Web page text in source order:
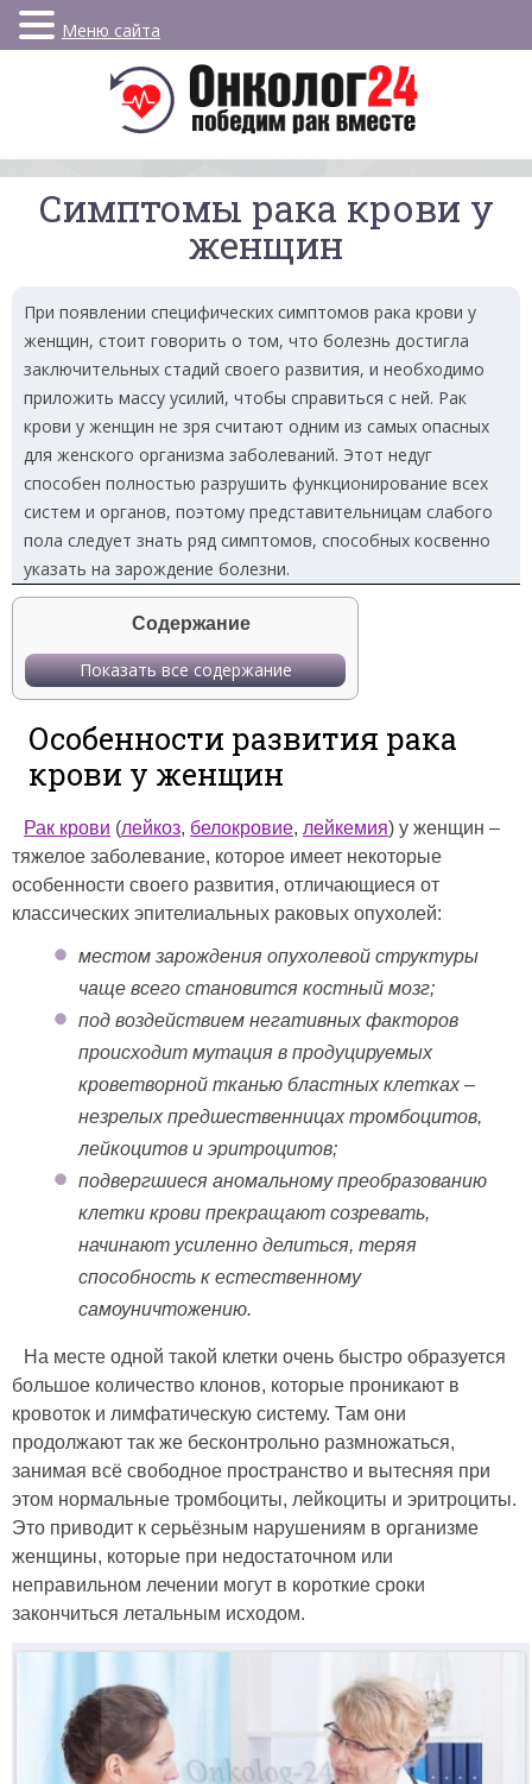
Симптомы рака крови у
женщин
При появлении специфических симптомов рака крови у
женщин, стоит говорить о том, что болезнь достигла
заключительных стадий своего развития, и необходимо
приложить массу усилий, чтобы справиться с ней. Рак
крови у женщин не зря считают одним из самых опасных
для женского организма заболеваний. Этот недуг
способен полностью разрушить функционирование всех
систем и органов, поэтому представительницам слабого
пола следует знать ряд симптомов, способных косвенно
указать на зарождение болезни.
Содержание
Показать все содержание
Особенности развития рака
крови у женщин
Рак крови (лейкоз, белокровие, лейкемия) у женщин –
тяжелое заболевание, которое имеет некоторые
особенности своего развития, отличающиеся от
классических эпителиальных раковых опухолей:
местом зарождения опухолевой структуры
чаще всего становится костный мозг;
под воздействием негативных факторов
происходит мутация в продуцируемых
кроветворной тканью бластных клетках –
незрелых предшественницах тромбоцитов,
лейкоцитов и эритроцитов;
подвергшиеся аномальному преобразованию
клетки крови прекращают созревать,
начинают усиленно делиться, теряя
способность к естественному
самоуничтожению.
На месте одной такой клетки очень быстро образуется
большое количество клонов, которые проникают в
кровоток и лимфатическую систему. Там они
продолжают так же бесконтрольно размножаться,
занимая всё свободное пространство и вытесняя при
этом нормальные тромбоциты, лейкоциты и эритроциты.
Это приводит к серьёзным нарушениям в организме
женщины, которые при недостаточном или
неправильном лечении могут в короткие сроки
закончиться летальным исходом.
Меню сайта